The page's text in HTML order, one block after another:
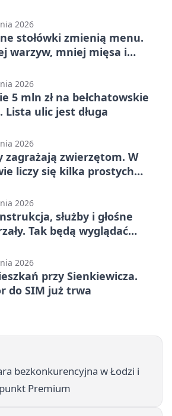
2026
stołówki zmienią menu.
warzyw, mniej mięsa i
2026
5 mln zł na bełchatowskie
Lista ulic jest długa
2026
zagrażają zwierzętom. W
liczy się kilka prostych
2026
służby i głośne
Tak będą wyglądać
2026
przy Sienkiewicza.
do SIM już trwa
bezkonkurencyjna w Łodzi i
Premium